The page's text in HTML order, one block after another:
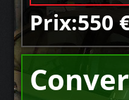
Prix:550